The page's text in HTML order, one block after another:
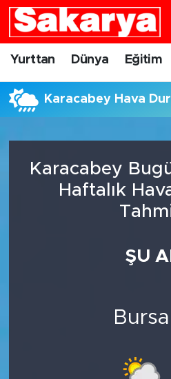
Yurttan Dünya Eğitim
Karacabey Hava
Karacabey
Haftalık
ŞU
Bursa
Yurttan
Eskişehirspor
Eskişehir Nöbetçi
Süper Lig Puan
Son Dakika Haberleri